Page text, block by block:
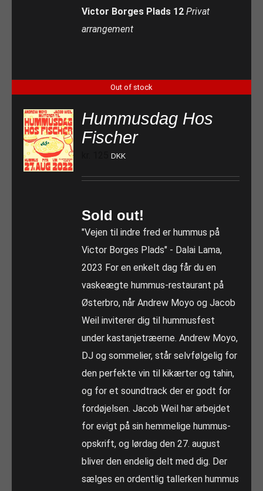
Victor Borges Plads 12 Privat
arrangement
Out of stock
Hummusdag Hos
Fischer
DKK
Sold out!
"Vejen til indre fred er hummus på
Victor Borges Plads" - Dalai Lama,
2023 For en enkelt dag får du en
vaskeægte hummus-restaurant på
Østerbro, når Andrew Moyo og Jacob
Weil inviterer dig til hummusfest
under kastanjetræerne. Andrew Moyo,
DJ og sommelier, står selvfølgelig for
den perfekte vin til kikærter og tahin,
og for et soundtrack der er godt for
fordøjelsen. Jacob Weil har arbejdet
for evigt på sin hemmelige hummus-
opskrift, og lørdag den 27. august
bliver den endelig delt med dig. Der
sælges en ordentlig tallerken hummus